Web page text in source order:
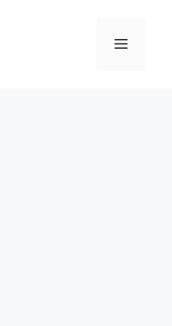
메